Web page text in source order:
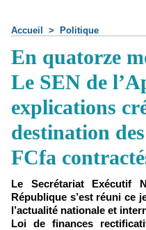
Accueil > Politique
En quatorze
Le SEN de
explications
destination
FCfa
Le Secrétariat Exécutif
République s’est réuni ce
l’actualité nationale et
Loi de finances